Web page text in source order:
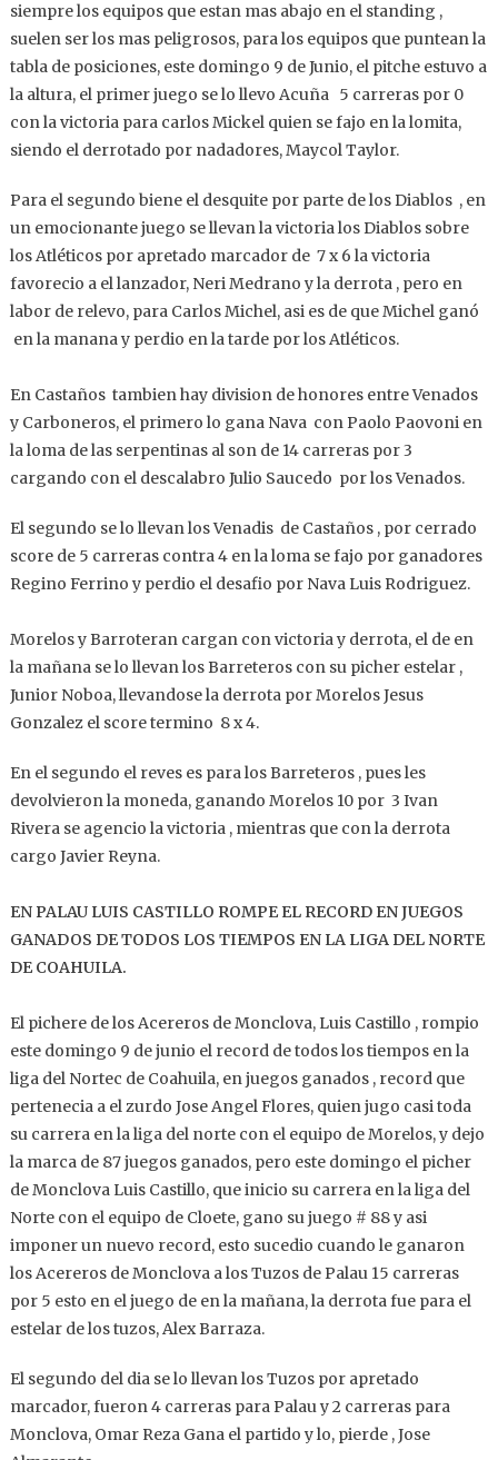
siempre los equipos que estan mas abajo en el standing ,
suelen ser los mas peligrosos, para los equipos que puntean la
tabla de posiciones, este domingo 9 de Junio, el pitche estuvo a
la altura, el primer juego se lo llevo Acuña 5 carreras por 0
con la victoria para carlos Mickel quien se fajo en la lomita,
siendo el derrotado por nadadores, Maycol Taylor.
Para el segundo biene el desquite por parte de los Diablos , en
un emocionante juego se llevan la victoria los Diablos sobre
los Atléticos por apretado marcador de 7 x 6 la victoria
favorecio a el lanzador, Neri Medrano y la derrota , pero en
labor de relevo, para Carlos Michel, asi es de que Michel ganó
en la manana y perdio en la tarde por los Atléticos.
En Castaños tambien hay division de honores entre Venados
y Carboneros, el primero lo gana Nava con Paolo Paovoni en
la loma de las serpentinas al son de 14 carreras por 3
cargando con el descalabro Julio Saucedo por los Venados.
El segundo se lo llevan los Venadis de Castaños , por cerrado
score de 5 carreras contra 4 en la loma se fajo por ganadores
Regino Ferrino y perdio el desafio por Nava Luis Rodriguez.
Morelos y Barroteran cargan con victoria y derrota, el de en
la mañana se lo llevan los Barreteros con su picher estelar ,
Junior Noboa, llevandose la derrota por Morelos Jesus
Gonzalez el score termino 8 x 4.
En el segundo el reves es para los Barreteros , pues les
devolvieron la moneda, ganando Morelos 10 por 3 Ivan
Rivera se agencio la victoria , mientras que con la derrota
cargo Javier Reyna.
EN PALAU LUIS CASTILLO ROMPE EL RECORD EN JUEGOS
GANADOS DE TODOS LOS TIEMPOS EN LA LIGA DEL NORTE
DE COAHUILA.
El pichere de los Acereros de Monclova, Luis Castillo , rompio
este domingo 9 de junio el record de todos los tiempos en la
liga del Nortec de Coahuila, en juegos ganados , record que
pertenecia a el zurdo Jose Angel Flores, quien jugo casi toda
su carrera en la liga del norte con el equipo de Morelos, y dejo
la marca de 87 juegos ganados, pero este domingo el picher
de Monclova Luis Castillo, que inicio su carrera en la liga del
Norte con el equipo de Cloete, gano su juego # 88 y asi
imponer un nuevo record, esto sucedio cuando le ganaron
los Acereros de Monclova a los Tuzos de Palau 15 carreras
por 5 esto en el juego de en la mañana, la derrota fue para el
estelar de los tuzos, Alex Barraza.
El segundo del dia se lo llevan los Tuzos por apretado
marcador, fueron 4 carreras para Palau y 2 carreras para
Monclova, Omar Reza Gana el partido y lo, pierde , Jose